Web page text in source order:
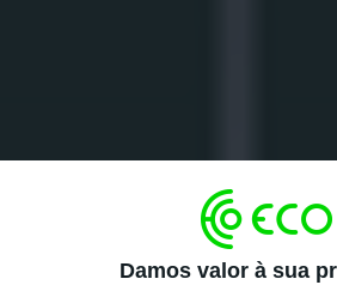
Damos valor à sua